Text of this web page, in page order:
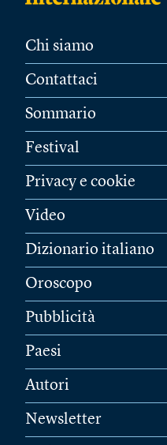
Chi siamo
Contattaci
Sommario
Festival
Privacy e cookie
Video
Dizionario italiano
Oroscopo
Pubblicità
Paesi
Autori
Newsletter